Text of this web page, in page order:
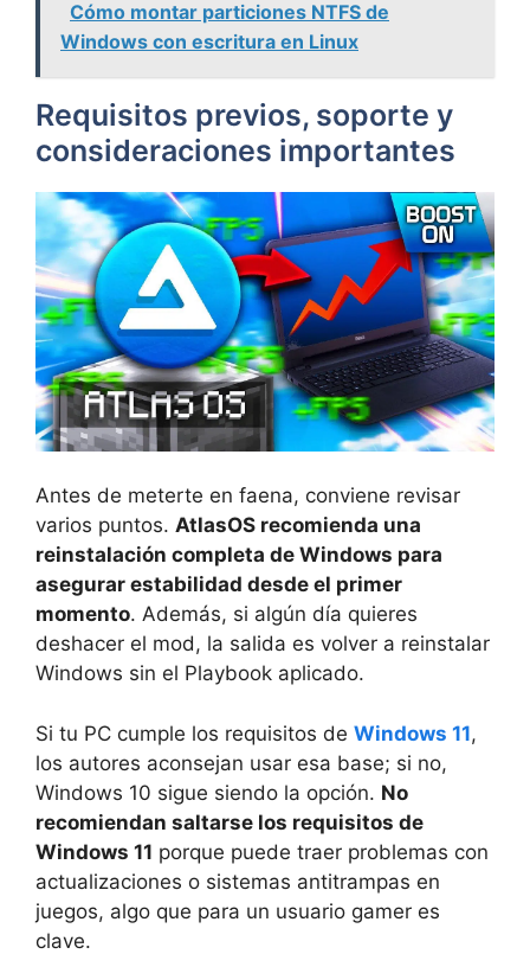
Cómo montar particiones NTFS de
Windows con escritura en Linux
Requisitos previos, soporte y
consideraciones importantes
Antes de meterte en faena, conviene revisar
varios puntos. AtlasOS recomienda una
reinstalación completa de Windows para
asegurar estabilidad desde el primer
momento. Además, si algún día quieres
deshacer el mod, la salida es volver a reinstalar
Windows sin el Playbook aplicado.
Si tu PC cumple los requisitos de Windows 11,
los autores aconsejan usar esa base; si no,
Windows 10 sigue siendo la opción. No
recomiendan saltarse los requisitos de
Windows 11 porque puede traer problemas con
actualizaciones o sistemas antitrampas en
juegos, algo que para un usuario gamer es
clave.